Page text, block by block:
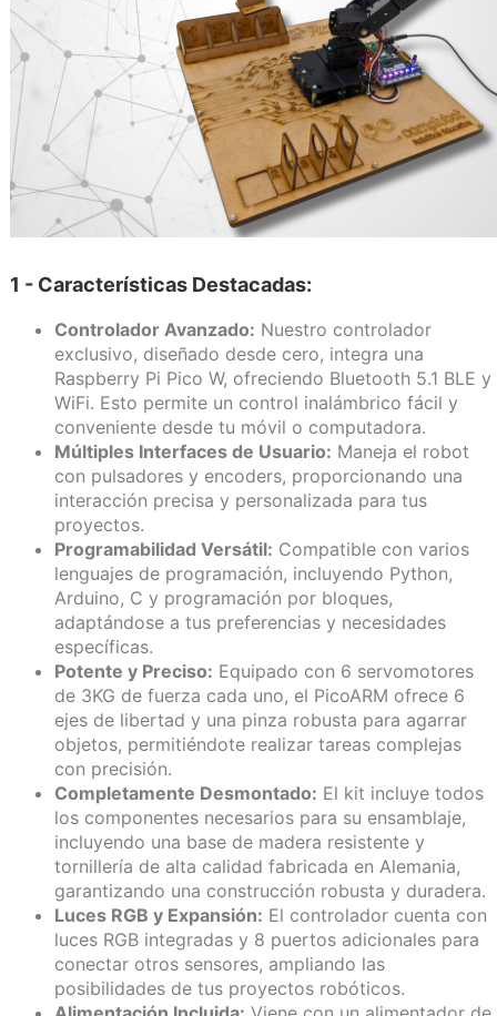
1 - Características Destacadas:
Controlador Avanzado: Nuestro controlador
exclusivo, diseñado desde cero, integra una
Raspberry Pi Pico W, ofreciendo Bluetooth 5.1 BLE y
WiFi. Esto permite un control inalámbrico fácil y
conveniente desde tu móvil o computadora.
Múltiples Interfaces de Usuario: Maneja el robot
con pulsadores y encoders, proporcionando una
interacción precisa y personalizada para tus
proyectos.
Programabilidad Versátil: Compatible con varios
lenguajes de programación, incluyendo Python,
Arduino, C y programación por bloques,
adaptándose a tus preferencias y necesidades
específicas.
Potente y Preciso: Equipado con 6 servomotores
de 3KG de fuerza cada uno, el PicoARM ofrece 6
ejes de libertad y una pinza robusta para agarrar
objetos, permitiéndote realizar tareas complejas
con precisión.
Completamente Desmontado: El kit incluye todos
los componentes necesarios para su ensamblaje,
incluyendo una base de madera resistente y
tornillería de alta calidad fabricada en Alemania,
garantizando una construcción robusta y duradera.
Luces RGB y Expansión: El controlador cuenta con
luces RGB integradas y 8 puertos adicionales para
conectar otros sensores, ampliando las
posibilidades de tus proyectos robóticos.